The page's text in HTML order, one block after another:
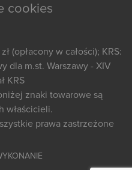
cookies
(opłacony w całości); KRS:
dla m.st. Warszawy - XIV
KRS
znaki towarowe są
właścicieli.
prawa zastrzeżone